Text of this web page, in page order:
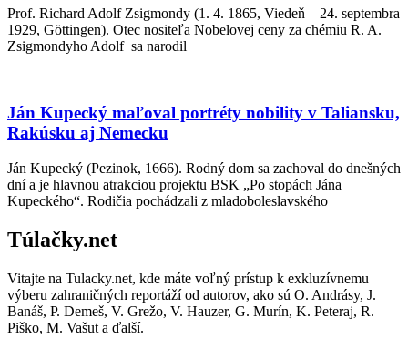
Prof. Richard Adolf Zsigmondy (1. 4. 1865, Viedeň – 24. septembra
1929, Göttingen). Otec nositeľa Nobelovej ceny za chémiu R. A.
Zsigmondyho Adolf sa narodil
Ján Kupecký maľoval portréty nobility v Taliansku,
Rakúsku aj Nemecku
Ján Kupecký (Pezinok, 1666). Rodný dom sa zachoval do dnešných
dní a je hlavnou atrakciou projektu BSK „Po stopách Jána
Kupeckého“. Rodičia pochádzali z mladoboleslavského
Túlačky.net
Vitajte na Tulacky.net, kde máte voľný prístup k exkluzívnemu
výberu zahraničných reportáží od autorov, ako sú O. Andrásy, J.
Banáš, P. Demeš, V. Grežo, V. Hauzer, G. Murín, K. Peteraj, R.
Piško, M. Vašut a ďalší.